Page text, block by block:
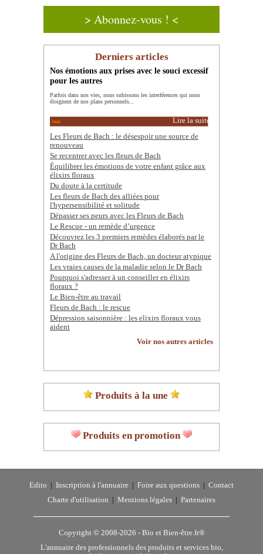
> Abonnez-vous ! <
Derniers articles
Nos émotions aux prises avec le souci excessif
pour les autres
Parfois dans nos vies, nous subissons les interférences qui nous
éloignent de nos plans personnels...
Lire la suite
Les Fleurs de Bach : le désespoir une source de
renouveau
Se recentrer avec les fleurs de Bach
Équilibrer les émotions de votre enfant grâce aux
élixirs floraux
Du doute à la certitude
Les fleurs de Bach des alliées pour
l'hypersensibilité et solitude
Dépasser ses peurs avec les Fleurs de Bach
Le Rescue - un remède d’urgence
Découvrez les 3 premiers remèdes élaborés par le
Dr Bach
A l'origine des Fleurs de Bach, un docteur atypique
Les vraies causes de la maladie selon le Dr Bach
Pourquoi s'adresser à un conseiller en élixirs
floraux ?
Le Bien-être au travail
Fleurs de Bach : le rescue
Dépression saisonnière : les elixirs floraux vous
aident
Voir nos autres articles
Produits à la une
Produits en promotion
Edito Inscription à l'annuaire Foire aux questions
Contact
Charte d'utilisation
Mentions légales Partenaires
Copyright © 2008-2026 - Bio et Bien-être.fr®
L'annuaire des professionnels des produits et services bio,